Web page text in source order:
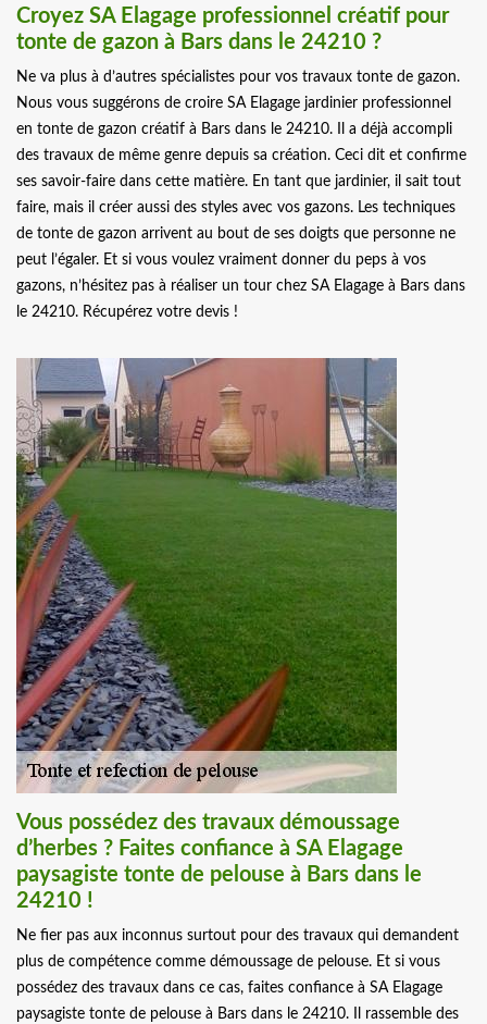
Croyez SA Elagage professionnel créatif pour
tonte de gazon à Bars dans le 24210 ?
Ne va plus à d’autres spécialistes pour vos travaux tonte de gazon.
Nous vous suggérons de croire SA Elagage jardinier professionnel
en tonte de gazon créatif à Bars dans le 24210. Il a déjà accompli
des travaux de même genre depuis sa création. Ceci dit et confirme
ses savoir-faire dans cette matière. En tant que jardinier, il sait tout
faire, mais il créer aussi des styles avec vos gazons. Les techniques
de tonte de gazon arrivent au bout de ses doigts que personne ne
peut l’égaler. Et si vous voulez vraiment donner du peps à vos
gazons, n’hésitez pas à réaliser un tour chez SA Elagage à Bars dans
le 24210. Récupérez votre devis !
Vous possédez des travaux démoussage
d’herbes ? Faites confiance à SA Elagage
paysagiste tonte de pelouse à Bars dans le
24210 !
Ne fier pas aux inconnus surtout pour des travaux qui demandent
plus de compétence comme démoussage de pelouse. Et si vous
possédez des travaux dans ce cas, faites confiance à SA Elagage
paysagiste tonte de pelouse à Bars dans le 24210. Il rassemble des